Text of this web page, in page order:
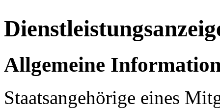
Allgemeine
Staatsangehörige eines